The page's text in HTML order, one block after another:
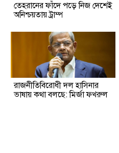
তেহরানের ফাঁদে পড়ে নিজ দেশেই
অনিশ্চয়তায় ট্রাম্প
রাজনীতিবিরোধী দল হাসিনার
ভাষায় কথা বলছে: মির্জা ফখরুল